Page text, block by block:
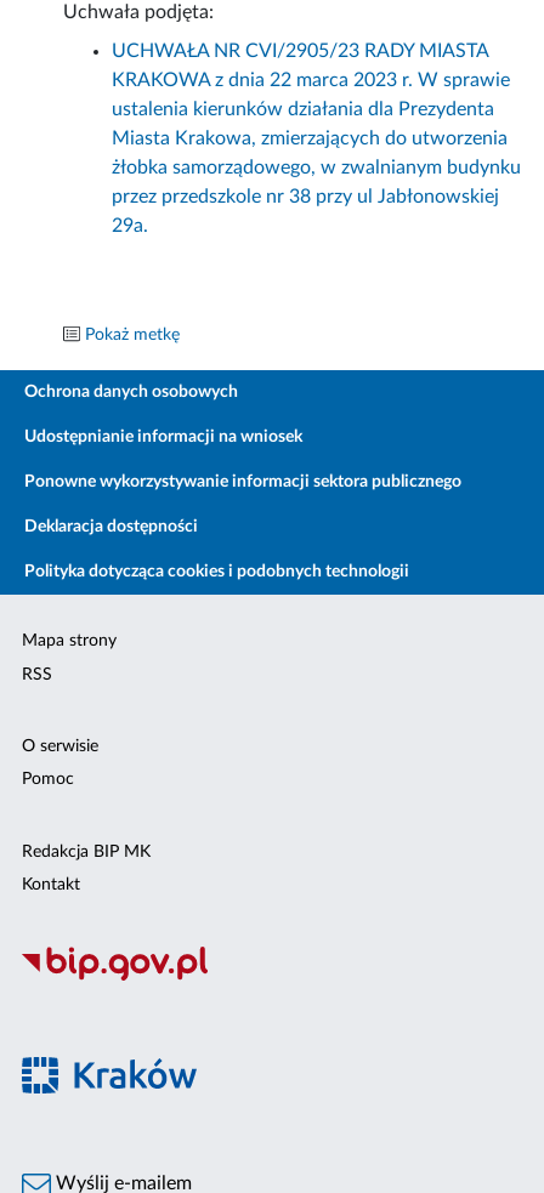
Uchwała podjęta:
UCHWAŁA NR CVI/2905/23 RADY MIASTA
KRAKOWA z dnia 22 marca 2023 r. W sprawie
ustalenia kierunków działania dla Prezydenta
Miasta Krakowa, zmierzających do utworzenia
żłobka samorządowego, w zwalnianym budynku
przez przedszkole nr 38 przy ul Jabłonowskiej
29a.
Pokaż metkę
Ochrona danych osobowych
Udostępnianie informacji na wniosek
Ponowne wykorzystywanie informacji sektora publicznego
Deklaracja dostępności
Polityka dotycząca cookies i podobnych technologii
Mapa strony
RSS
O serwisie
Pomoc
Redakcja BIP MK
Kontakt
Wyślij e-mailem